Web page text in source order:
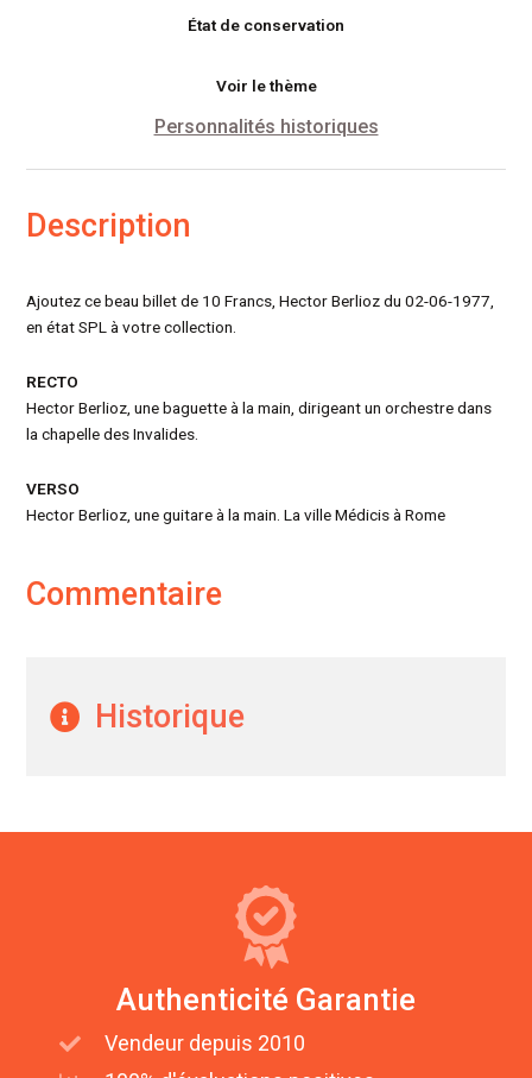
État de conservation
Voir le thème
Personnalités historiques
Description
Ajoutez ce beau billet de 10 Francs, Hector Berlioz du 02-06-1977,
en état SPL à votre collection.
RECTO
Hector Berlioz, une baguette à la main, dirigeant un orchestre dans
la chapelle des Invalides.
VERSO
Hector Berlioz, une guitare à la main. La ville Médicis à Rome
Commentaire
Historique
Authenticité Garantie
Vendeur depuis 2010